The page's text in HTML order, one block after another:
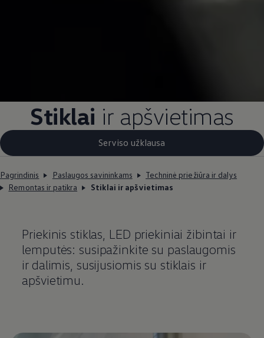
Stiklai ir apšvietimas
Serviso užklausa
Pagrindinis Paslaugos savininkams
Techninė priežiūra ir dalys
Remontas ir patikra
Stiklai ir apšvietimas
Priekinis stiklas, LED priekiniai žibintai ir
lemputės: susipažinkite su paslaugomis
ir dalimis, susijusiomis su stiklais ir
apšvietimu.